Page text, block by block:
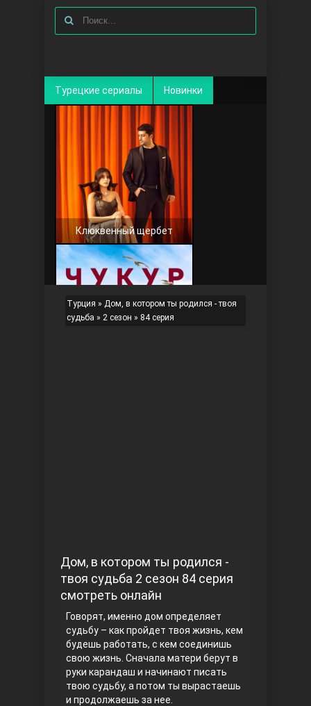
Турецкие сериалы Новинки
Клюквенный щербет
Правосyдие
Турция » Дом, в котором ты родился - твоя
судьба » 2 сезон » 84 серия
Дом, в котором ты родился -
твоя судьба 2 сезон 84 серия
смотреть онлайн
Говорят, именно дом определяет
судьбу – как пройдет твоя жизнь, кем
будешь работать, с кем соединишь
свою жизнь. Сначала матери берут в
руки карандаш и начинают писать
твою судьбу, а потом ты вырастаешь
и продолжаешь за нее.